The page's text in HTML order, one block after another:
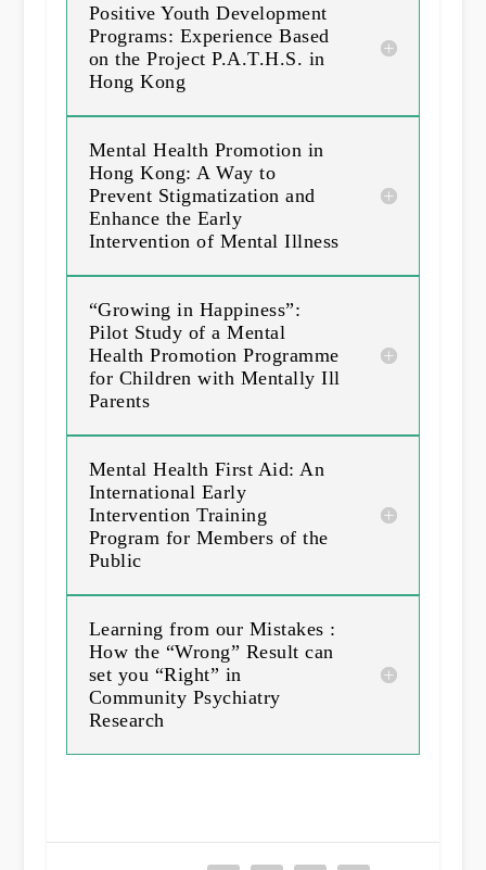
Positive Youth Development
Programs: Experience Based
on the Project P.A.T.H.S. in
Hong Kong
Mental Health Promotion in
Hong Kong: A Way to
Prevent Stigmatization and
Enhance the Early
Intervention of Mental Illness
“Growing in Happiness”:
Pilot Study of a Mental
Health Promotion Programme
for Children with Mentally Ill
Parents
Mental Health First Aid: An
International Early
Intervention Training
Program for Members of the
Public
Learning from our Mistakes :
How the “Wrong” Result can
set you “Right” in
Community Psychiatry
Research